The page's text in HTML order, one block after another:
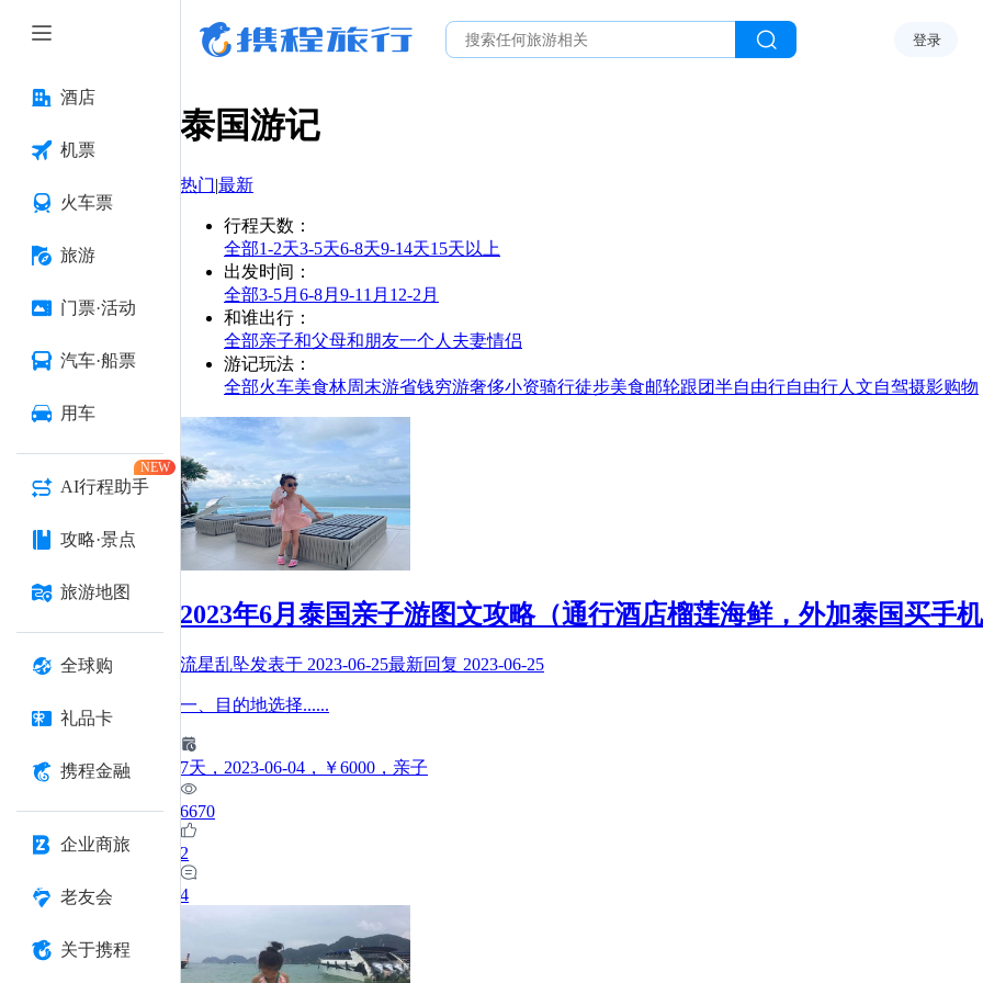
酒店
机票
火车票
旅游
门票·活动
汽车·船票
用车
AI行程助手
NEW
攻略·景点
旅游地图
全球购
礼品卡
携程金融
企业商旅
老友会
关于携程
登录
泰国游记
热门|最新
行程天数 ：
全部1-2天3-5天6-8天9-14天15天以上
出发时间 ：
全部3-5月 6-8月 9-11月 12-2月
和谁出行 ：
全部亲子和父母和朋友一个人 夫妻情侣
游记玩法 ：
全部火车美食林周末游省钱穷游奢侈小资骑行徒步美食邮轮跟团半自由行自由行人文自驾摄影购物
2023年6月泰国亲子游图文攻略（通行酒店榴莲海鲜，外加泰国买手
流星乱坠发表于 2023-06-25最新回复 2023-06-25
一、目的地选择......
7天 ，2023-06-04 ，￥6000 ，亲子
6670
2
4